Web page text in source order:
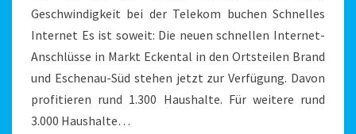
Geschwindigkeit bei der Telekom buchen Schnelles
Internet Es ist soweit: Die neuen schnellen Internet-
Anschlüsse in Markt Eckental in den Ortsteilen Brand
und Eschenau-Süd stehen jetzt zur Verfügung. Davon
profitieren rund 1.300 Haushalte. Für weitere rund
3.000 Haushalte…